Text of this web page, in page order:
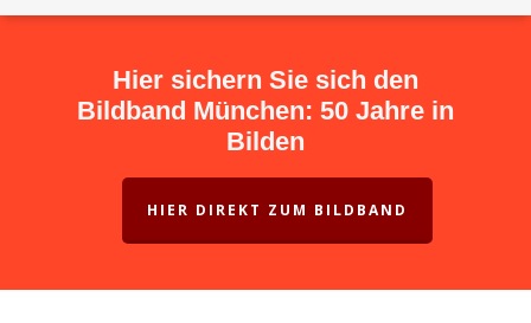
Hier sichern Sie sich den
Bildband München: 50 Jahre in
Bilden
HIER DIREKT ZUM BILDBAND